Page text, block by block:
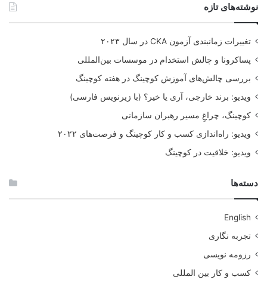
نوشته‌های تازه
تغییرات زمانبندی آزمون CKA در سال ۲۰۲۳
پساکرونا و چالش استخدام در موسسات بین‌المللی
بررسی چالش‌های آموزش کوچینگ در هفته کوچینگ
ویدیو: برند خارجی، آری یا خیر؟ (با زیرنویس فارسی)
کوچینگ، چراغِ مسیر رهبران سازمانی
ویدیو: راه‌اندازی کسب و کار کوچینگ و فرصت‌های ۲۰۲۲
ویدیو: خلاقیت در کوچینگ
دسته‌ها
English
تجربه نگاری
رزومه نویسی
کسب و کار بین المللی